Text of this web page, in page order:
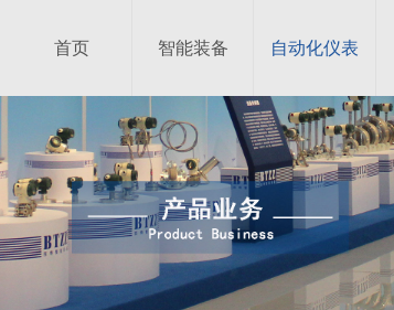
首页 智能装备 自动化仪表